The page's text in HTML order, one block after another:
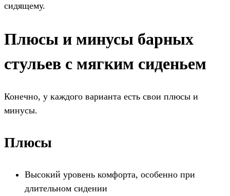
сидящему.
Плюсы и минусы барных
стульев с мягким сиденьем
Конечно, у каждого варианта есть свои плюсы и
минусы.
Плюсы
Высокий уровень комфорта, особенно при
длительном сидении